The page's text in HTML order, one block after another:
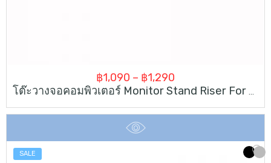
฿1,090 – ฿1,290
range:
฿1,090
โต๊ะวางจอคอมพิวเตอร์ Monitor Stand Riser For Laptop IMac Computer
SALE